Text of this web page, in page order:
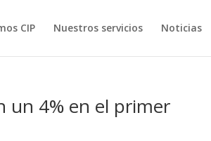
CIP Nuestros servicios Noticias
un 4% en el primer